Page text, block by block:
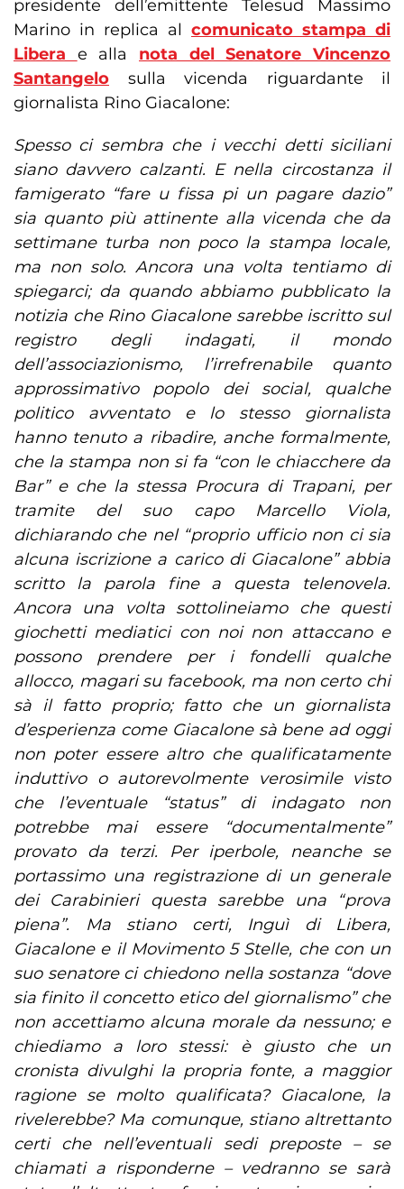
presidente dell’emittente Telesud Massimo
Marino in replica al comunicato stampa di
Libera e alla nota del Senatore Vincenzo
Santangelo sulla vicenda riguardante il
giornalista Rino Giacalone:
Spesso ci sembra che i vecchi detti siciliani
siano davvero calzanti. E nella circostanza il
famigerato “fare u fissa pi un pagare dazio”
sia quanto più attinente alla vicenda che da
settimane turba non poco la stampa locale,
ma non solo. Ancora una volta tentiamo di
spiegarci; da quando abbiamo pubblicato la
notizia che Rino Giacalone sarebbe iscritto sul
registro degli indagati, il mondo
dell’associazionismo, l’irrefrenabile quanto
approssimativo popolo dei social, qualche
politico avventato e lo stesso giornalista
hanno tenuto a ribadire, anche formalmente,
che la stampa non si fa “con le chiacchere da
Bar” e che la stessa Procura di Trapani, per
tramite del suo capo Marcello Viola,
dichiarando che nel “proprio ufficio non ci sia
alcuna iscrizione a carico di Giacalone” abbia
scritto la parola fine a questa telenovela.
Ancora una volta sottolineiamo che questi
giochetti mediatici con noi non attaccano e
possono prendere per i fondelli qualche
allocco, magari su facebook, ma non certo chi
sà il fatto proprio; fatto che un giornalista
d’esperienza come Giacalone sà bene ad oggi
non poter essere altro che qualificatamente
induttivo o autorevolmente verosimile visto
che l’eventuale “status” di indagato non
potrebbe mai essere “documentalmente”
provato da terzi. Per iperbole, neanche se
portassimo una registrazione di un generale
dei Carabinieri questa sarebbe una “prova
piena”. Ma stiano certi, Inguì di Libera,
Giacalone e il Movimento 5 Stelle, che con un
suo senatore ci chiedono nella sostanza “dove
sia finito il concetto etico del giornalismo” che
non accettiamo alcuna morale da nessuno; e
chiediamo a loro stessi: è giusto che un
cronista divulghi la propria fonte, a maggior
ragione se molto qualificata? Giacalone, la
rivelerebbe? Ma comunque, stiano altrettanto
certi che nell’eventuali sedi preposte – se
chiamati a risponderne – vedranno se sarà